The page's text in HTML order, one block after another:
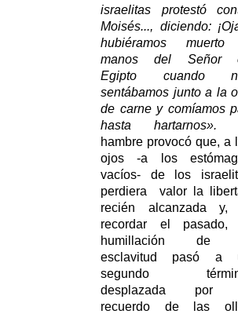
israelitas protestó
Moisés..., diciendo:
hubiéramos
manos del Señor
Egipto cuando
sentábamos junto a la
de carne y comíamos
hasta hartarnos».
hambre provocó que, a
ojos -a los
vacíos- de los
perdiera valor la
recién alcanzada y,
recordar el pasado,
humillación de
esclavitud pasó a
segundo
desplazada por
recuerdo de las